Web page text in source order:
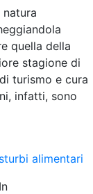
natura
quella della
stagione di
turismo e cura
infatti, sono
In